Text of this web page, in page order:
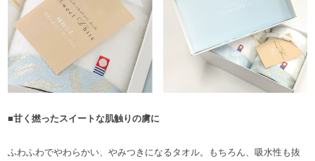
■甘く撚ったスイートな肌触りの虜に
ふわふわでやわらかい、やみつきになるタオル。もちろん、吸水性も抜